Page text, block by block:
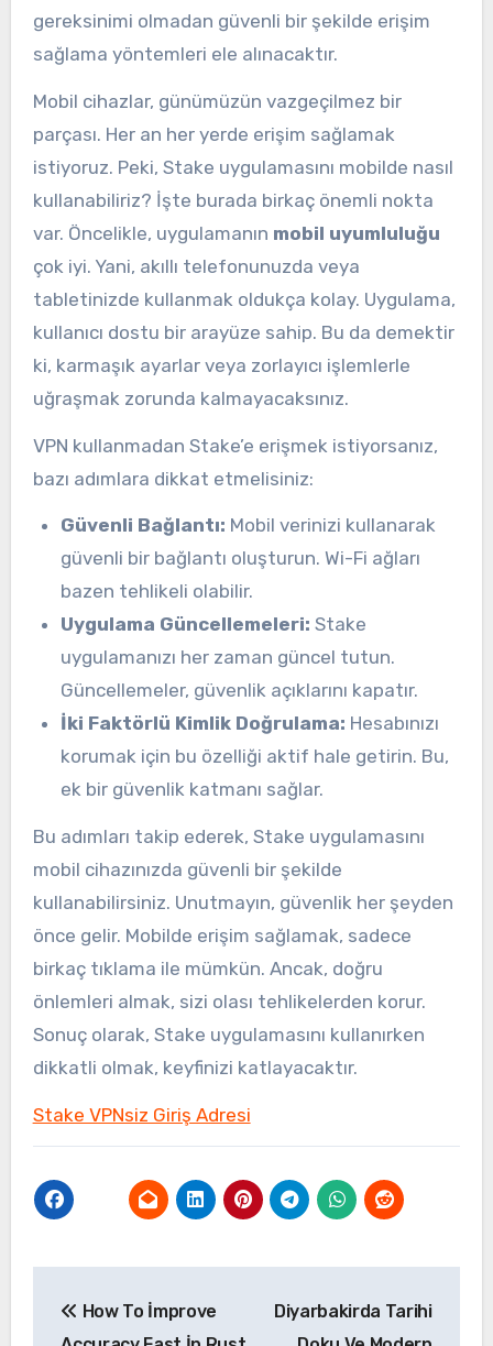
gereksinimi olmadan güvenli bir şekilde erişim
sağlama yöntemleri ele alınacaktır.
Mobil cihazlar, günümüzün vazgeçilmez bir
parçası. Her an her yerde erişim sağlamak
istiyoruz. Peki, Stake uygulamasını mobilde nasıl
kullanabiliriz? İşte burada birkaç önemli nokta
var. Öncelikle, uygulamanın mobil uyumluluğu
çok iyi. Yani, akıllı telefonunuzda veya
tabletinizde kullanmak oldukça kolay. Uygulama,
kullanıcı dostu bir arayüze sahip. Bu da demektir
ki, karmaşık ayarlar veya zorlayıcı işlemlerle
uğraşmak zorunda kalmayacaksınız.
VPN kullanmadan Stake’e erişmek istiyorsanız,
bazı adımlara dikkat etmelisiniz:
Güvenli Bağlantı: Mobil verinizi kullanarak
güvenli bir bağlantı oluşturun. Wi-Fi ağları
bazen tehlikeli olabilir.
Uygulama Güncellemeleri: Stake
uygulamanızı her zaman güncel tutun.
Güncellemeler, güvenlik açıklarını kapatır.
İki Faktörlü Kimlik Doğrulama: Hesabınızı
korumak için bu özelliği aktif hale getirin. Bu,
ek bir güvenlik katmanı sağlar.
Bu adımları takip ederek, Stake uygulamasını
mobil cihazınızda güvenli bir şekilde
kullanabilirsiniz. Unutmayın, güvenlik her şeyden
önce gelir. Mobilde erişim sağlamak, sadece
birkaç tıklama ile mümkün. Ancak, doğru
önlemleri almak, sizi olası tehlikelerden korur.
Sonuç olarak, Stake uygulamasını kullanırken
dikkatli olmak, keyfinizi katlayacaktır.
Stake VPNsiz Giriş Adresi
gezinmesi
How To İmprove
Diyarbakirda Tarihi